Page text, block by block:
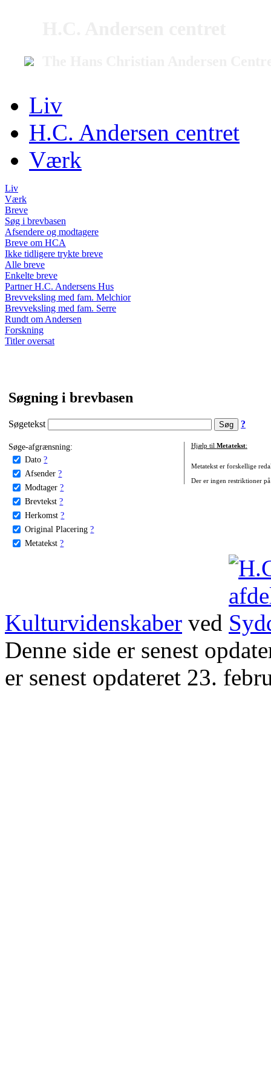
Liv
H.C. Andersen centret
Værk
Liv
Værk
Breve
Søg i brevbasen
Afsendere og modtagere
Breve om HCA
Ikke tidligere trykte breve
Alle breve
Enkelte breve
Partner H.C. Andersens Hus
Brevveksling med fam. Melchior
Brevveksling med fam. Serre
Rundt om Andersen
Forskning
Titler oversat
Søgning i brevbasen
Søgetekst ?
Søge-afgrænsning:
Dato ?
Afsender ?
Modtager ?
Brevtekst ?
Herkomst ?
Original Placering ?
Metatekst ?
Hjælp til Metatekst:
Metatekst er forskellige
Der er ingen restriktioner
Kulturvidenskaber ved
Denne side er senest
er senest opdateret 23.